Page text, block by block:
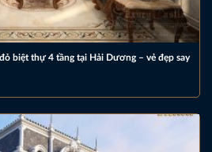
biệt thự 4 tầng tại Hải Dương – vẻ đẹp say